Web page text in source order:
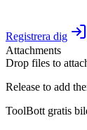
Registrera dig
Attachments
Drop files to
Release to add
ToolBott gratis